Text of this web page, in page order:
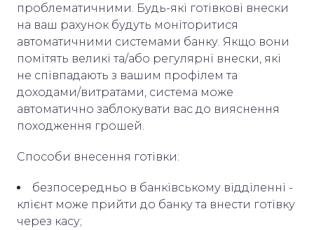
проблематичними. Будь-які готівкові внески
на ваш рахунок будуть моніторитися
автоматичними системами банку. Якщо вони
помітять великі та/або регулярні внески, які
не співпадають з вашим профілем та
доходами/витратами, система може
автоматично заблокувати вас до вияснення
походження грошей.
Способи внесення готівки:
безпосередньо в банківському відділенні -
клієнт може прийти до банку та внести готівку
через касу;